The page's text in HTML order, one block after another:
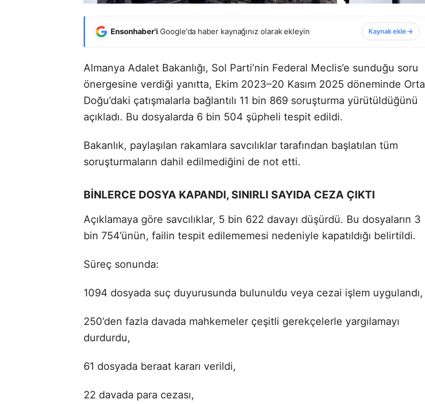
Ensonhaber'i Google'da haber kaynağınız olarak ekleyin Kaynak ekle
Almanya Adalet Bakanlığı, Sol Parti’nin Federal Meclis’e sunduğu soru
önergesine verdiği yanıtta, Ekim 2023–20 Kasım 2025 döneminde Orta
Doğu’daki çatışmalarla bağlantılı 11 bin 869 soruşturma yürütüldüğünü
açıkladı. Bu dosyalarda 6 bin 504 şüpheli tespit edildi.
Bakanlık, paylaşılan rakamlara savcılıklar tarafından başlatılan tüm
soruşturmaların dahil edilmediğini de not etti.
BİNLERCE DOSYA KAPANDI, SINIRLI SAYIDA CEZA ÇIKTI
Açıklamaya göre savcılıklar, 5 bin 622 davayı düşürdü. Bu dosyaların 3
bin 754’ünün, failin tespit edilememesi nedeniyle kapatıldığı belirtildi.
Süreç sonunda:
1094 dosyada suç duyurusunda bulunuldu veya cezai işlem uygulandı,
250’den fazla davada mahkemeler çeşitli gerekçelerle yargılamayı
durdurdu,
61 dosyada beraat kararı verildi,
22 davada para cezası,